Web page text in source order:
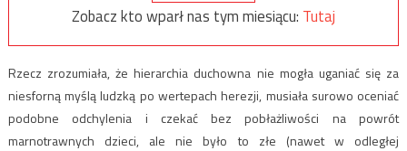
Zobacz kto wparł nas tym miesiącu: Tutaj
Rzecz zrozumiała, że hierarchia duchowna nie mogła uganiać się za
niesforną myślą ludzką po wertepach herezji, musiała surowo oceniać
podobne odchylenia i czekać bez pobłażliwości na powrót
marnotrawnych dzieci, ale nie było to złe (nawet w odległej